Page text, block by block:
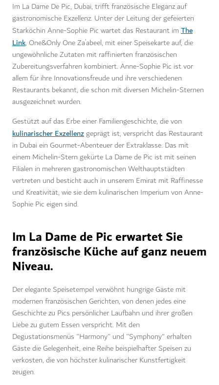
Im La Dame De Pic, Dubai, trifft französische Eleganz auf
gastronomische Exzellenz. Unter der Leitung der gefeierten
Starköchin Anne-Sophie Pic wartet das Restaurant im The
Link, One&Only One Za’abeel, mit einer Speisekarte auf, die
ungewöhnliche Zutaten mit raffinierten französischen
Zubereitungsverfahren kombiniert. Anne-Sophie Pic ist vor
allem für ihre Innovationsfreude und ihre verschiedenen
Restaurants bekannt, die schon mit diversen Michelin-Sternen
ausgezeichnet wurden.
Gestützt auf das Erbe einer Familiengeschichte, die von
kulinarischer Exzellenzgeprägt ist, verspricht das Restaurant
in Dubai ein Gourmet-Abenteuer der Extraklasse. Das mit
einem Michelin-Stern gekürte La Dame de Pic ist mit seinen
Filialen in mehreren gastronomischen Welthauptstädten
vertreten und besticht auch in unserem Emirat mit Raffinesse
und Kreativität, wie sie dem kulinarischen Imperium von Anne-
Sophie Pic eigen sind.
Im La Dame de Pic erwartet Sie
französische Küche auf ganz neuem
Niveau.
Der elegante Speisetempel verwöhnt hungrige Gäste mit
modernen französischen Gerichten, von denen jedes eine
Geschichte zu Pics persönlicher Laufbahn und ihrer großen
Liebe zu gutem Essen verspricht. Mit den
Degustationsmenüs "Harmony" und "Symphony" erhalten
Gäste die Gelegenheit, eine Reihe beispielhafter Speisen zu
verkosten, die von höchster kulinarischer Kunstfertigkeit
zeugen.